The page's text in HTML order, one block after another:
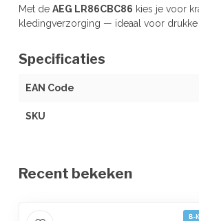
Met de AEG LR86CBC86 kies je voor
kledingverzorging — ideaal voor drukke
Specificaties
EAN Code
SKU
Recent bekeken
B-